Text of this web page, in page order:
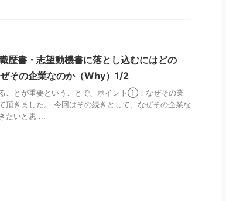
歴書・志望動機書に落とし込むにはどの
その企業なのか（Why）1/2
ことが重要ということで、ポイント①：なぜその業
頂きました。 今回はその続きとして、なぜその企業な
たいと思 ...